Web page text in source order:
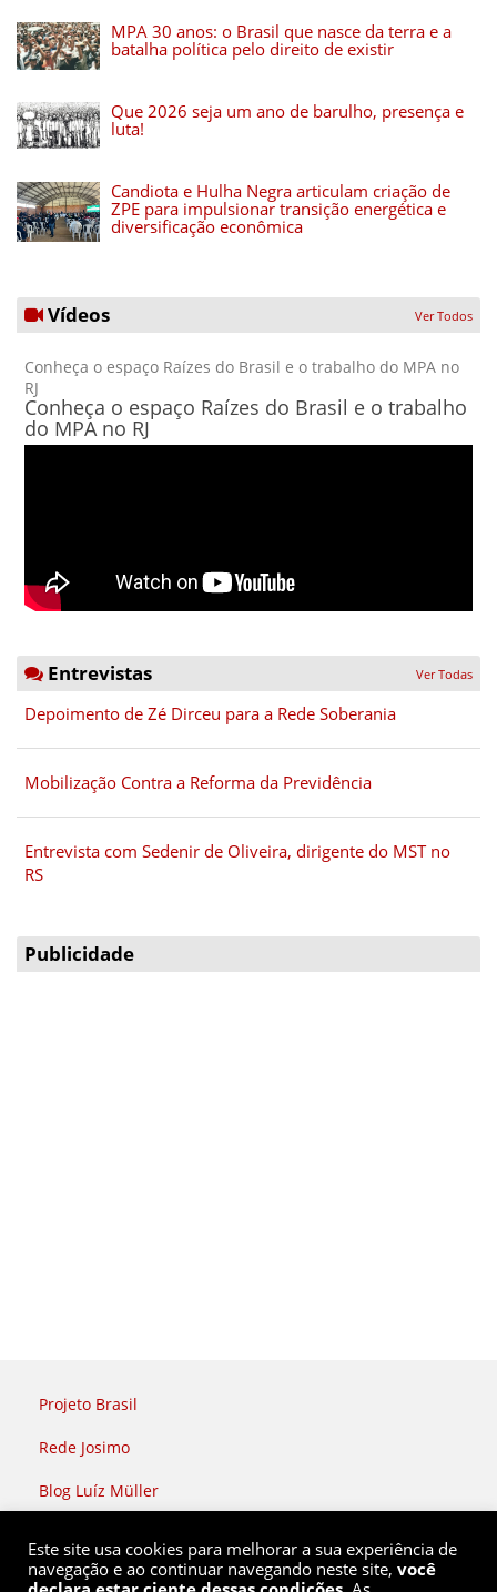
MPA 30 anos: o Brasil que nasce da terra e a
batalha política pelo direito de existir
Que 2026 seja um ano de barulho, presença e
luta!
Candiota e Hulha Negra articulam criação de
ZPE para impulsionar transição energética e
diversificação econômica
Vídeos Ver Todos
Conheça o espaço Raízes do Brasil e o trabalho do MPA no
RJ
Conheça o espaço Raízes do Brasil e o trabalho
do MPA no RJ
Entrevistas Ver Todas
Depoimento de Zé Dirceu para a Rede Soberania
Mobilização Contra a Reforma da Previdência
Entrevista com Sedenir de Oliveira, dirigente do MST no
RS
Publicidade
Projeto Brasil
Rede Josimo
Blog Luíz Müller
Este site usa cookies para melhorar a sua experiência de
navegação e ao continuar navegando neste site, você